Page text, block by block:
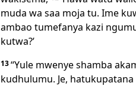
muda wa saa moja tu. Ime
ambao tumefanya kazi
kutwa?’
13“Yule mwenye shamba
kudhulumu. Je,